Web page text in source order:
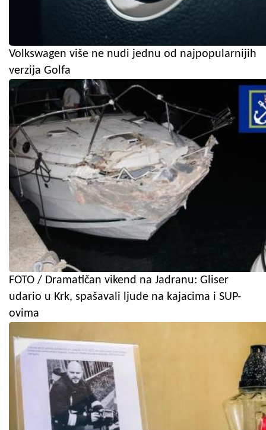
Volkswagen više ne nudi jednu od najpopularnijih
verzija Golfa
FOTO / Dramatičan vikend na Jadranu: Gliser
udario u Krk, spašavali ljude na kajacima i SUP-
ovima